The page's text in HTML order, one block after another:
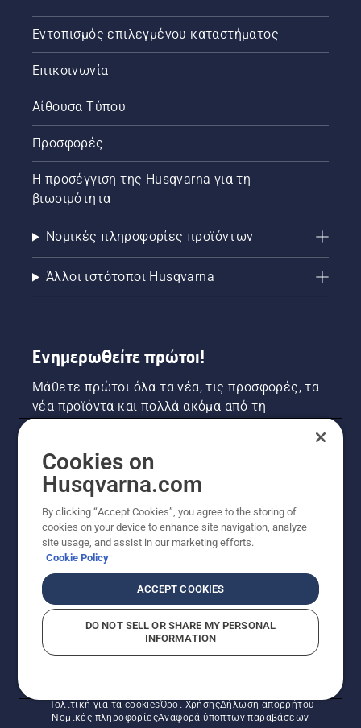
Εντοπισμός επιλεγμένου καταστήματος
Επικοινωνία
Αίθουσα Τύπου
Προσφορές
Η προσέγγιση της Husqvarna για τη
βιωσιμότητα
Νομικές πληροφορίες προϊόντων
Άλλοι ιστότοποι Husqvarna
Ενημερωθείτε πρώτοι!
Μάθετε πρώτοι όλα τα νέα, τις προσφορές, τα
νέα προϊόντα και πολλά ακόμα από τη
ΕΓΓΡΑΦΉ ΣΤΟ ΕΝΗΜΕΡΩΤΙΚΌ ΔΕΛΤΊΟ
© Husqvarna AB (δημοσ.) Με την επιφύλαξη παντός
Πολιτική για τα cookiesΌροι ΧρήσηςΔήλωση απορρήτου
Νομικές πληροφορίεςΑναφορά ύποπτων παραβάσεων
Cookies on
Husqvarna.com
By clicking “Accept Cookies”, you agree to the storing of
cookies on your device to enhance site navigation, analyze
site usage, and assist in our marketing efforts.
Cookie Policy
ACCEPT COOKIES
DO NOT SELL OR SHARE MY PERSONAL
INFORMATION